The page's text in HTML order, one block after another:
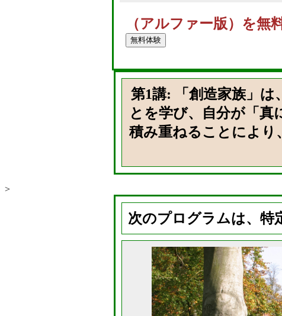
（アルファー版）を無
第1講: 「創造家族」
とを学び、自分が「
積み重ねることにより
>
次のプログラムは、特